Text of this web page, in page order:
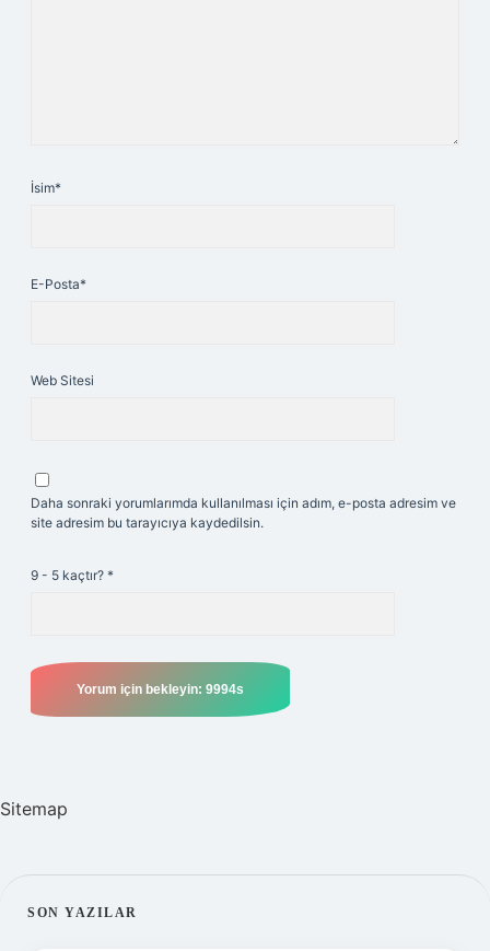
İsim*
E-Posta*
Web Sitesi
Daha sonraki yorumlarımda kullanılması için adım, e-posta adresim ve
site adresim bu tarayıcıya kaydedilsin.
9 - 5 kaçtır? *
Sitemap
SIDEBAR
SON YAZILAR